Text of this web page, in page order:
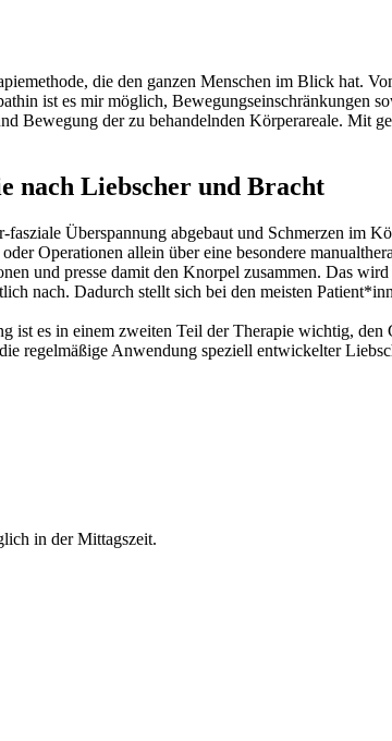
die den ganzen Menschen im Blick hat.
ist es mir möglich, Bewegungseinschränkungen
Bewegung der zu behandelnden Körperareale. Mit
nach Liebscher und Bracht
Überspannung abgebaut und Schmerzen
Operationen allein über eine besondere
und presse damit den Knorpel zusammen. Das
nach. Dadurch stellt sich bei den meisten
ist es in einem zweiten Teil der Therapie wichtig,
regelmäßige Anwendung speziell entwickelter
in der Mittagszeit.